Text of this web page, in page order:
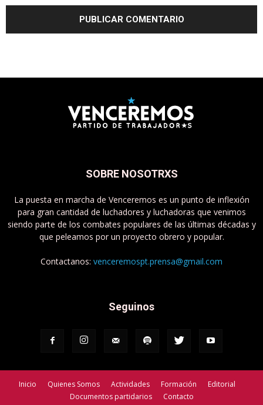
SOBRE NOSOTRXS
La puesta en marcha de Venceremos es un punto de inflexión
para gran cantidad de luchadores y luchadoras que venimos
siendo parte de los combates populares de las últimas décadas y
que peleamos por un proyecto obrero y popular.
Contactanos: venceremospt.prensa@gmail.com
Seguinos
Inicio Quienes Somos Actividades Formación
Editorial
Documentos partidarios
Contacto